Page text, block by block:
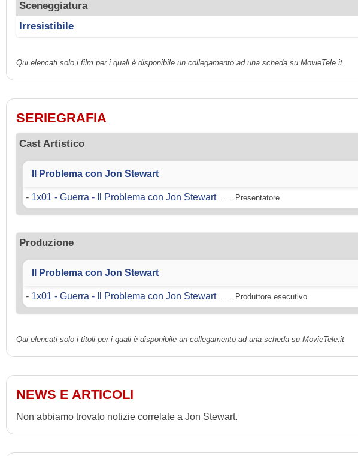
Sceneggiatura
Irresistibile
Qui elencati solo i film per i quali è disponibile un collegamento ad una scheda su MovieTele.it
SERIEGRAFIA
Cast Artistico
Il Problema con Jon Stewart
- 1x01 - Guerra - Il Problema con Jon Stewart... ... Presentatore
Produzione
Il Problema con Jon Stewart
- 1x01 - Guerra - Il Problema con Jon Stewart... ... Produttore esecutivo
Qui elencati solo i titoli per i quali è disponibile un collegamento ad una scheda su MovieTele.it
NEWS E ARTICOLI
Non abbiamo trovato notizie correlate a Jon Stewart.